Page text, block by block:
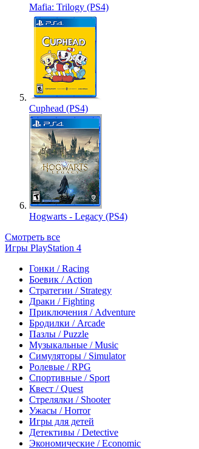
Mafia: Trilogy (PS4)
Cuphead (PS4)
Hogwarts - Legacy (PS4)
Смотреть все
Игры PlayStation 4
Гонки / Racing
Боевик / Action
Стратегии / Strategy
Драки / Fighting
Приключения / Adventure
Бродилки / Arcade
Пазлы / Puzzle
Музыкальные / Music
Симуляторы / Simulator
Ролевые / RPG
Спортивные / Sport
Квест / Quest
Стрелялки / Shooter
Ужасы / Horror
Игры для детей
Детективы / Detective
Экономические / Economic